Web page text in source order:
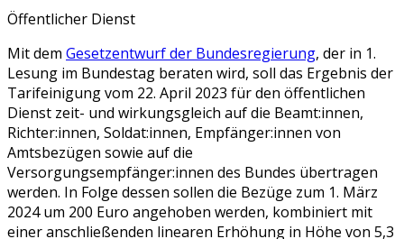
Öffentlicher Dienst
Mit dem Gesetzentwurf der Bundesregierung, der in 1.
Lesung im Bundestag beraten wird, soll das Ergebnis der
Tarifeinigung vom 22. April 2023 für den öffentlichen
Dienst zeit- und wirkungsgleich auf die Beamt:innen,
Richter:innen, Soldat:innen, Empfänger:innen von
Amtsbezügen sowie auf die
Versorgungsempfänger:innen des Bundes übertragen
werden. In Folge dessen sollen die Bezüge zum 1. März
2024 um 200 Euro angehoben werden, kombiniert mit
einer anschließenden linearen Erhöhung in Höhe von 5,3